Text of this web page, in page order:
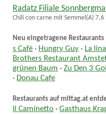
Radatz Filiale
Chili con carne mit Semmel(A) 7,6
Neu eingetragene Restaurants
s Café · Hungry Guy · La lina
Brothers Restaurant
grünen Baum ·Zu Den 3
· Donau Cafe
Restaurants auf mittag.at
Il Caminetto ·Gasthaus